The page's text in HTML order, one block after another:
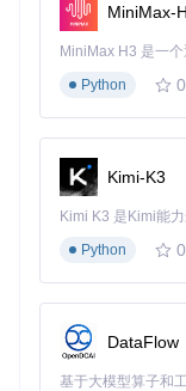
易于集成：使用
尽管Libelfin尚处于
试信息库，提供了
开发者还是初学者
程。
要开始使用Libelfin
libdwarf++一
MiniMax-
Python
0
Kimi-K3
Python
0
DataFlow
基于大模型算子和